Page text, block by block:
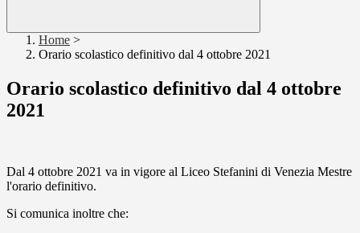
Home >
Orario scolastico definitivo dal 4 ottobre 2021
Orario scolastico definitivo dal 4 ottobre
2021
Dal 4 ottobre 2021 va in vigore al Liceo Stefanini di Venezia Mestre
l'orario definitivo.
Si comunica inoltre che: